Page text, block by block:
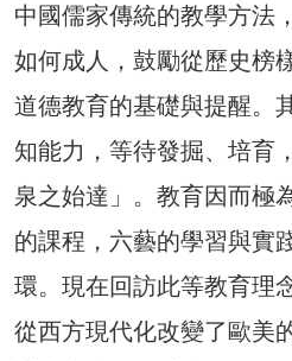
中國儒家傳統的教學方法
如何成人，鼓勵從歷史榜
道德教育的基礎與提醒。
知能力，等待發掘、培育
泉之始達」。教育因而極
的課程，六藝的學習與實
環。現在回訪此等教育理
從西方現代化改變了歐美